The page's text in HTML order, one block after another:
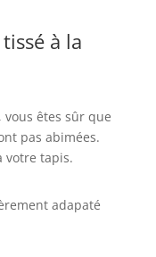
à la
êtes sûr que
pas abimées.
votre tapis.
adapaté